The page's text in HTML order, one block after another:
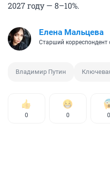
2027 году — 8–10%.
Елена Мальцева
Старший корреспондент
Владимир Путин
0 0 0